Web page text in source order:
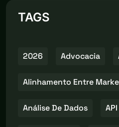
TAGS
2026 Advocacia
Alinhamento Entre
Análise De Dados